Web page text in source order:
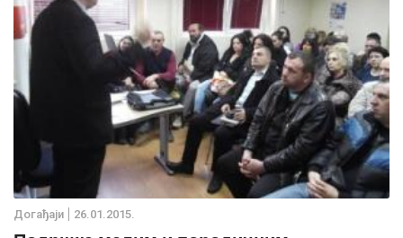
Дoгађаjи 26.01.2015.